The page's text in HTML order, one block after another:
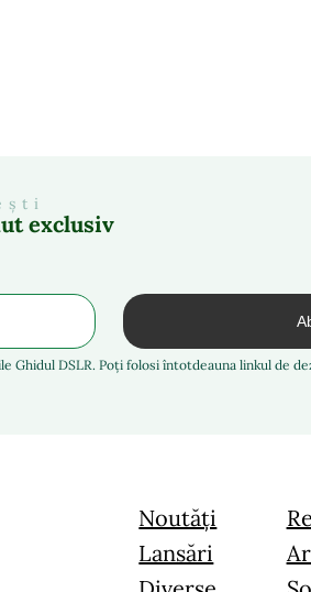
exclusiv
DSLR. Poți folosi întotdeauna linkul de
Noutăți
Lansări